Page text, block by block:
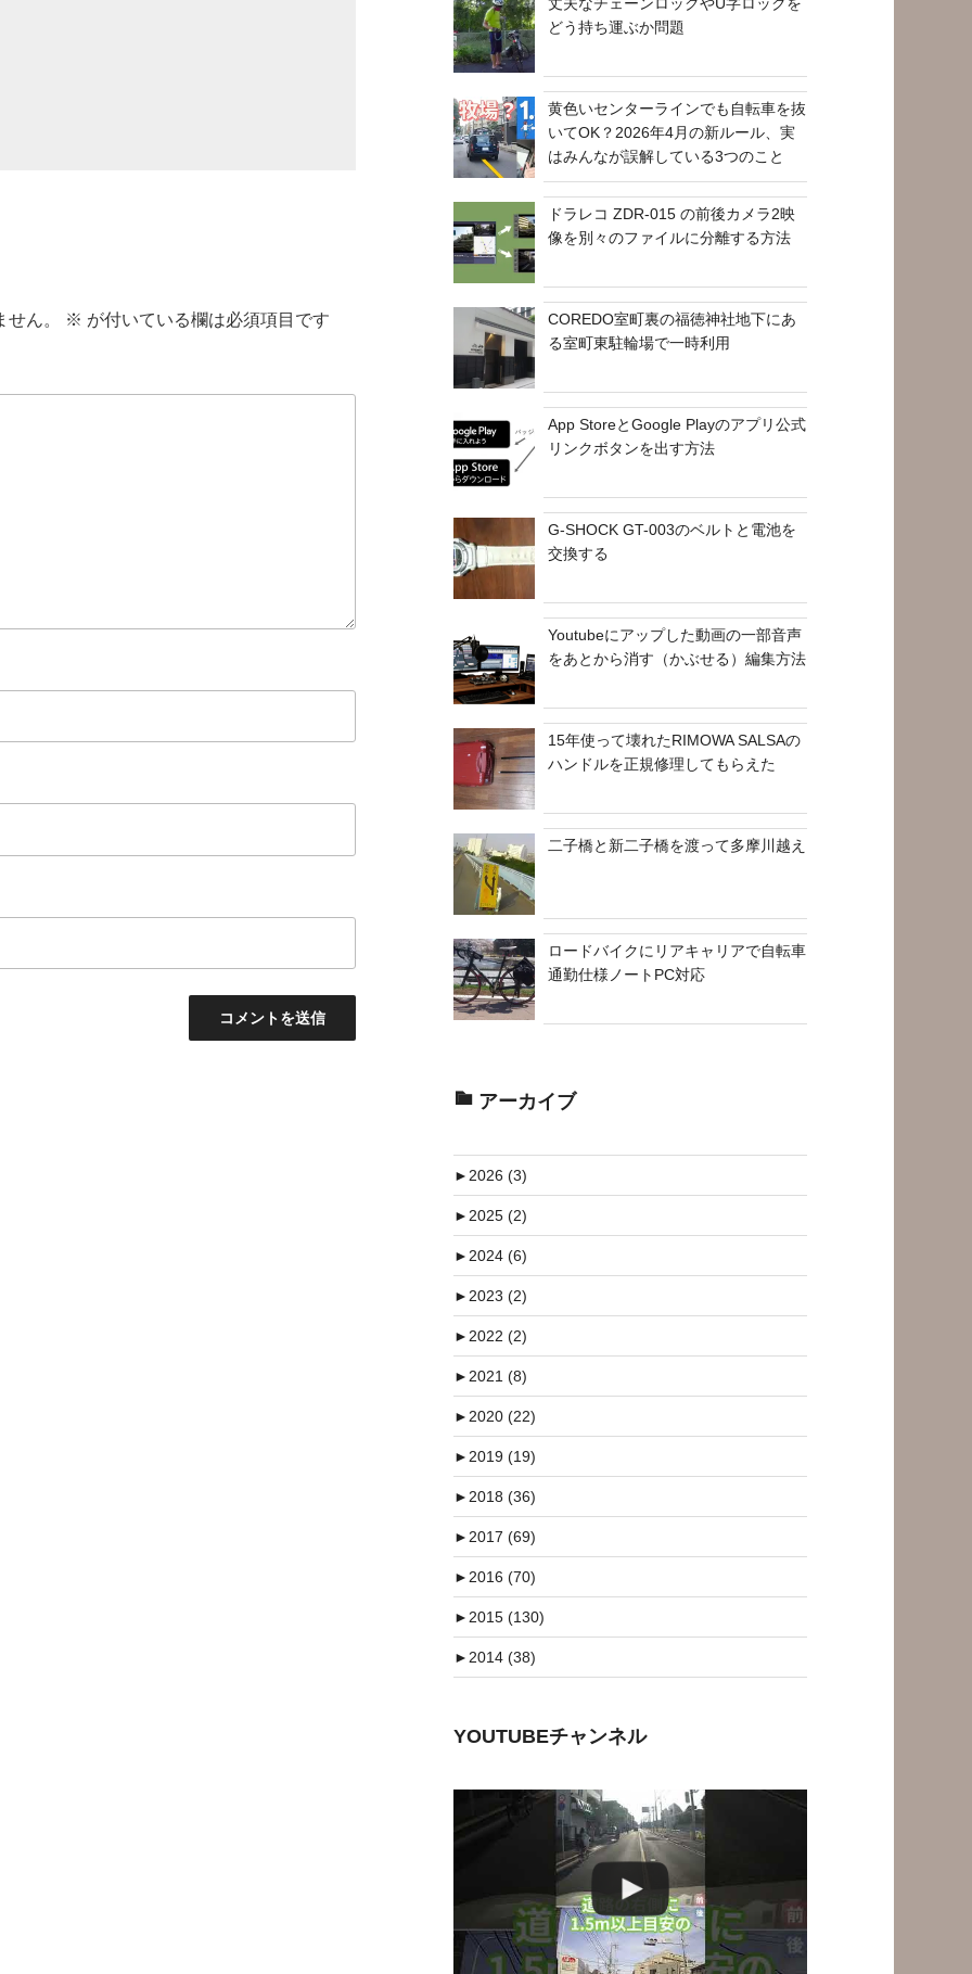
ん。 ※ が付いている欄は必須項目です
どう持ち運ぶか問題
黄色いセンターラインでも自転車を抜
いてOK？2026年4月の新ルール、実
はみんなが誤解している3つのこと
ドラレコ ZDR-015 の前後カメラ2映
像を別々のファイルに分離する方法
COREDO室町裏の福徳神社地下にあ
る室町東駐輪場で一時利用
App StoreとGoogle Playのアプリ公式
リンクボタンを出す方法
G-SHOCK GT-003のベルトと電池を
交換する
Youtubeにアップした動画の一部音声
をあとから消す（かぶせる）編集方法
15年使って壊れたRIMOWA SALSAの
ハンドルを正規修理してもらえた
二子橋と新二子橋を渡って多摩川越え
ロードバイクにリアキャリアで自転車
通勤仕様ノートPC対応
アーカイブ
►2026 (3)
►2025 (2)
►2024 (6)
►2023 (2)
►2022 (2)
►2021 (8)
►2020 (22)
►2019 (19)
►2018 (36)
►2017 (69)
►2016 (70)
►2015 (130)
►2014 (38)
YOUTUBEチャンネル